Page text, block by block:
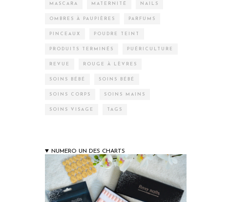
MASCARA MATERNITÉ NAILS
OMBRES À PAUPIÈRES PARFUMS
PINCEAUX POUDRE TEINT
PRODUITS TERMINÉS PUÉRICULTURE
REVUE ROUGE À LÈVRES
SOINS BÉBÉ SOINS BÉBÉ
SOINS CORPS SOINS MAINS
SOINS VISAGE TAGS
NUMERO UN DES CHARTS